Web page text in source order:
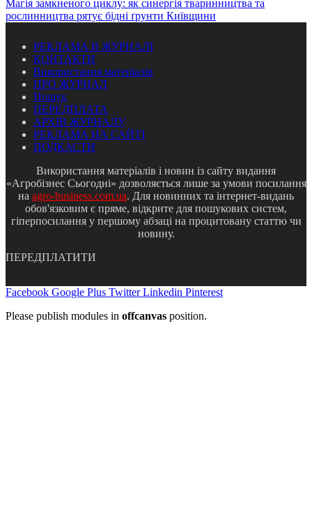
Магія замкненого циклу: як синергія тваринництва та
рослинництва рятує бідні ґрунти Київщини
РЕКЛАМА В ЖУРНАЛІ
КОНТАКТИ
Використання матеріалів
ПРО ЖУРНАЛ
Пошук
ПЕРЕДПЛАТА
АРХІВ ЖУРНАЛУ
РЕКЛАМА НА САЙТІ
ПОДКАСТИ
Використання матеріалів і новин із сайту видання
«Агробізнес Сьогодні» дозволяється лише за умови посилання
на agro-business.com.ua. Для новинних та інтернет-видань
обов'язковим є пряме, відкрите для пошукових систем,
гіперпосилання у першому абзаці на процитовану статтю чи
новину.
ПЕРЕДПЛАТИТИ
Facebook Google Plus Twitter Linkedin Pinterest
Please publish modules in offcanvas position.